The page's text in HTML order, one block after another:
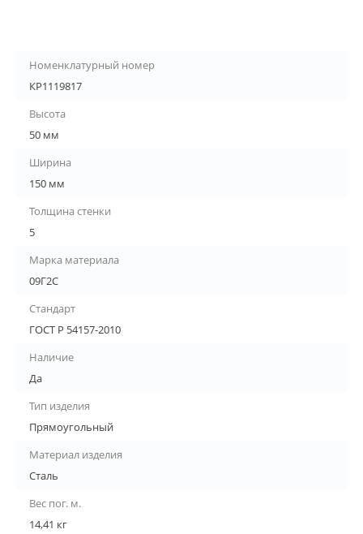
Номенклатурный номер
КР1119817
Высота
50 мм
Ширина
150 мм
Толщина стенки
5
Марка материала
09Г2С
Стандарт
ГОСТ Р 54157-2010
Наличие
Да
Тип изделия
Прямоугольный
Материал изделия
Сталь
Вес пог. м.
14,41 кг